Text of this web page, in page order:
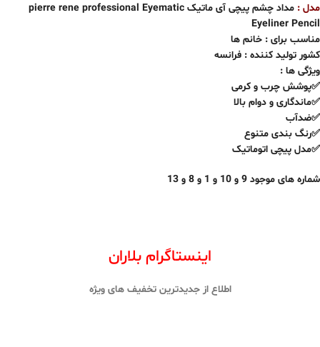
مدل :
مداد چشم پیچی آی ماتیک pierre rene professional Eyematic
Eyeliner Pencil
مناسب برای : خانم ها
کشور تولید کننده : فرانسه
ویژگی ها :
✅پوشش چرب و کرمی
✅ماندگاری و دوام بالا
✅ضدآب
✅رنگ بندی متنوع
✅مدل پیچی اتوماتیک
شماره های موجود 9 و 10 و 1 و 8 و 13
اینستاگرام بلاران
اطلاع از جدیدترین تخفیف های ویژه